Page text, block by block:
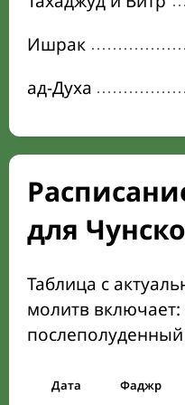
Ишрак
ад-Духа
для
Таблица с
молитв
Дата Фаджр